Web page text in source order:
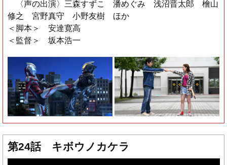
〈声の出演〉三森すずこ 潘めぐみ 浅沼晋太郎 檜山
修之 宮野真守 小野友樹 ほか
＜脚本＞ 安達寛高
＜監督＞ 坂本浩一
第24話 キボウノカケラ